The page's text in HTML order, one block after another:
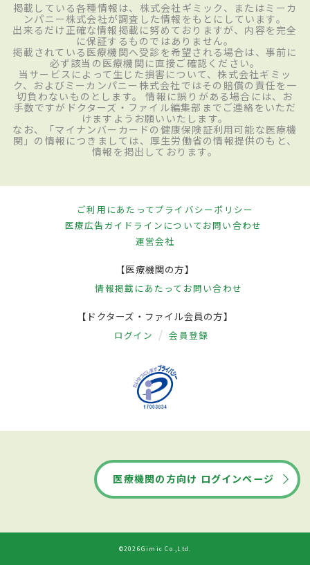
掲載している各種情報は、株式会社ギミック、またはミーカ
ンパニー株式会社が調査した情報をもとにしています。
出来るだけ正確な情報掲載に努めておりますが、内容を完全
に保証するものではありません。
掲載されている医療機関へ受診を希望される場合は、事前に
必ず該当の医療機関に直接ご確認ください。
当サービスによって生じた損害について、株式会社ギミッ
ク、およびミーカンパニー株式会社ではその賠償の責任を一
切負わないものとします。 情報に誤りがある場合には、お
手数ですがドクターズ・ファイル編集部までご連絡をいただ
けますようお願いいたします。
なお、「マイナンバーカードの健康保険証利用可能な医療機
関」の情報につきましては、厚生労働省の情報提供のもと、
情報を掲出しております。
ご利用にあたってプライバシーポリシー
医療広告ガイドラインについてお問い合わせ
運営会社
【医療機関の方】
情報掲載にあたって お問い合わせ
【ドクターズ・ファイル会員の方】
ログイン 会員登録
医療機関の方向け ログインページ
©2026Gimic Co.,Ltd.